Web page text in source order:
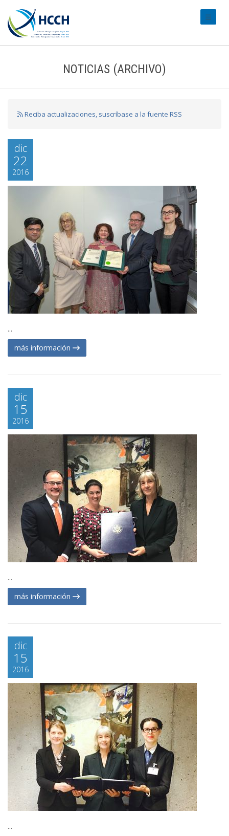
NOTICIAS (ARCHIVO)
Reciba actualizaciones, suscríbase a la fuente RSS
dic
22
2016
...
más información
dic
15
2016
...
más información
dic
15
2016
...